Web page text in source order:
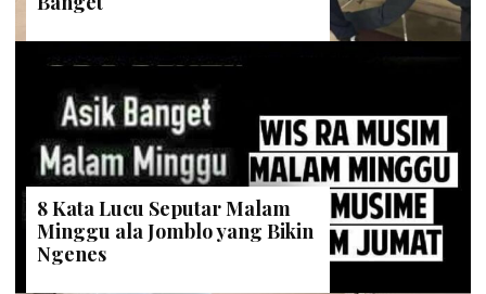
8 Kata Lucu Seputar Malam
Minggu ala Jomblo yang Bikin
Ngenes